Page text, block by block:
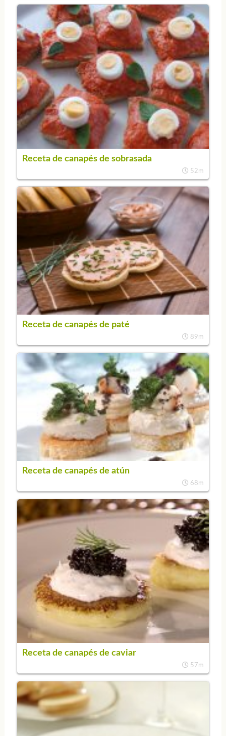
Receta de canapés de sobrasada
52m
Receta de canapés de paté
89m
Receta de canapés de atún
68m
Receta de canapés de caviar
57m